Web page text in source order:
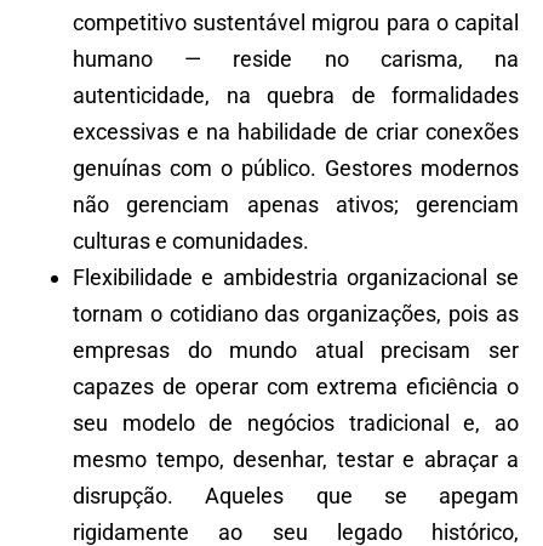
competitivo sustentável migrou para o capital
humano — reside no carisma, na
autenticidade, na quebra de formalidades
excessivas e na habilidade de criar conexões
genuínas com o público. Gestores modernos
não gerenciam apenas ativos; gerenciam
culturas e comunidades.
Flexibilidade e ambidestria organizacional se
tornam o cotidiano das organizações, pois as
empresas do mundo atual precisam ser
capazes de operar com extrema eficiência o
seu modelo de negócios tradicional e, ao
mesmo tempo, desenhar, testar e abraçar a
disrupção. Aqueles que se apegam
rigidamente ao seu legado histórico,